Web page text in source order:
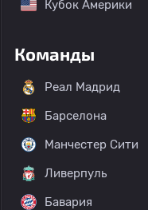
Кубок Америки
Команды
Реал Мадрид
Барселона
Манчестер Сити
Ливерпуль
Бавария